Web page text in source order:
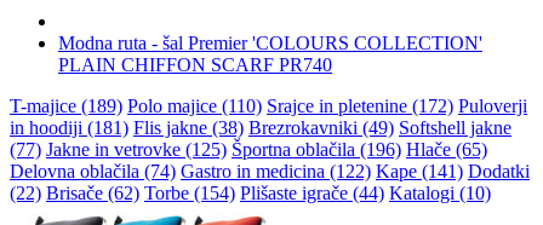
Modna ruta - šal Premier 'COLOURS COLLECTION'
PLAIN CHIFFON SCARF PR740
T-majice (189) Polo majice (110) Srajce in pletenine (172) Puloverji
in hoodiji (181) Flis jakne (38) Brezrokavniki (49) Softshell jakne
(77) Jakne in vetrovke (125) Športna oblačila (196) Hlače (65)
Delovna oblačila (74) Gastro in medicina (122) Kape (141) Dodatki
(22) Brisače (62) Torbe (154) Plišaste igrače (44) Katalogi (10)